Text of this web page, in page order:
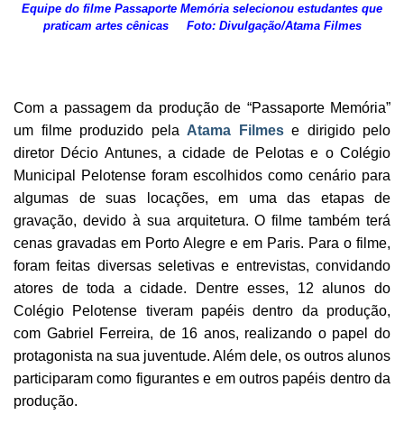
Equipe do filme Passaporte Memória selecionou estudantes que
praticam artes cênicas Foto: Divulgação/Atama Filmes
Com a passagem da produção de “Passaporte Memória”
um filme produzido pela Atama Filmese dirigido pelo
diretor Décio Antunes, a cidade de Pelotas e o Colégio
Municipal Pelotense foram escolhidos como cenário para
algumas de suas locações, em uma das etapas de
gravação, devido à sua arquitetura. O filme também terá
cenas gravadas em Porto Alegre e em Paris. Para o filme,
foram feitas diversas seletivas e entrevistas, convidando
atores de toda a cidade. Dentre esses, 12 alunos do
Colégio Pelotense tiveram papéis dentro da produção,
com Gabriel Ferreira, de 16 anos, realizando o papel do
protagonista na sua juventude. Além dele, os outros alunos
participaram como figurantes e em outros papéis dentro da
produção.